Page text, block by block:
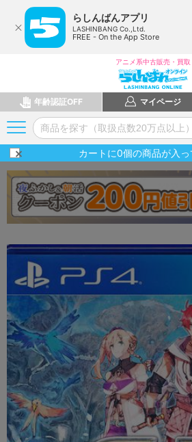
らしんばんアプリ
LASHINBANG Co.,Ltd.
FREE - On the App Store
アニメ系中古販売・買取
年齢認証OFF マイページ
カートに0個の商品が入